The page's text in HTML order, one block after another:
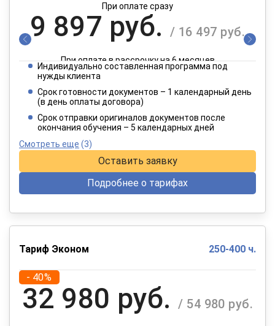
При оплате сразу
9 897 руб. / 16 497 руб.
При оплате в рассрочку на 6 месяцев
4 949 руб. / 8 249 руб.
При оплате в рассрочку на 12 месяцев
Индивидуально составленная программа под
нужды клиента
Срок готовности документов – 1 календарный день
(в день оплаты договора)
Срок отправки оригиналов документов после
окончания обучения – 5 календарных дней
Смотреть еще (3)
Оставить заявку
Подробнее о тарифах
Тариф Эконом 250-400 ч.
- 40%
32 980 руб. / 54 980 руб.